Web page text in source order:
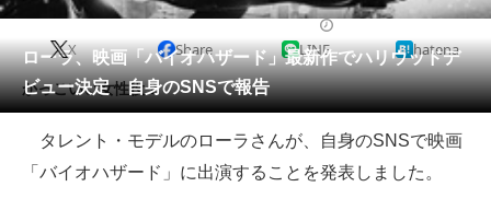
動物 リサーチ
会員記事
メディア
注目記事を集めた総合ページ
ローラ、映画「バイオハザード」最新作でハリウッドデ
ビュー決定 自身のSNSで報告
X Share LINE hatena
かっこいい女性役？
タレント・モデルのローラさんが、自身のSNSで映画
「バイオハザード」に出演することを発表しました。